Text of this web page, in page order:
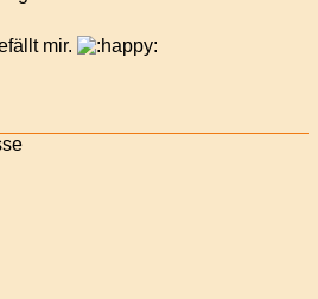
mir.